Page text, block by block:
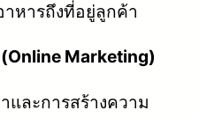
าหารถึงที่อยู่ลูกค้า
Marketing)
ละการสร้างความ